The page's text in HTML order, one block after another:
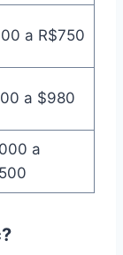
a R$750
a $980
a